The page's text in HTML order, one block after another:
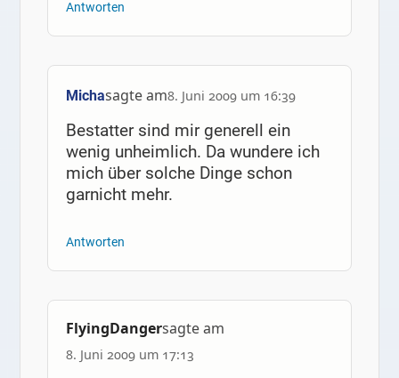
Antworten
Michasagte am8. Juni 2009 um 16:39
Bestatter sind mir generell ein
wenig unheimlich. Da wundere ich
mich über solche Dinge schon
garnicht mehr.
Antworten
FlyingDangersagte am
8. Juni 2009 um 17:13